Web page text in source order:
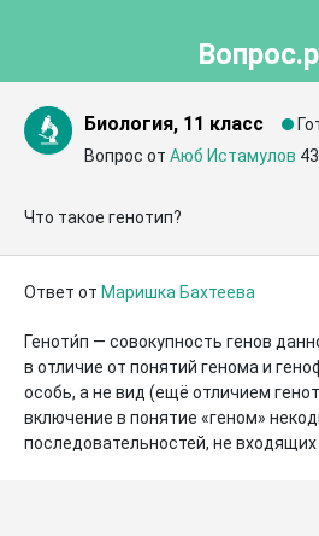
Биология, 11 класс
Вопрос от Аюб Истамулов
Что такое генотип?
Ответ от Маришка Бахтеева
Геноти́п — совокупность генов
в отличие от понятий генома и
особь, а не вид (ещё отличием
включение в понятие «геном»
последовательностей, не входящих